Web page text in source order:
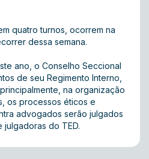
quatro turnos, ocorrem na
dessa semana.
ano, o Conselho Seccional
de seu Regimento Interno,
na organização
os processos éticos e
advogados serão julgados
julgadoras do TED.